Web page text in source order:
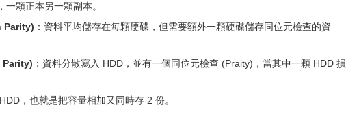
一顆正本另一顆副本。
Parity) ：資料平均儲存在每顆硬碟，但需要額外一顆硬碟儲存同位元檢查的資
Parity) ：資料分散寫入 HDD，並有一個同位元檢查 (Praity)，當其中一顆 HDD 損
，也就是把容量相加又同時存 2 份。